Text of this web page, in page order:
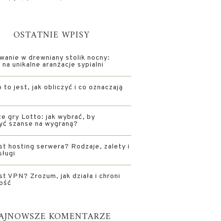
OSTATNIE WPISY
w drewniany stolik nocny:
na unikalne aranżacje sypialni
to jest, jak obliczyć i co oznaczają
gry Lotto: jak wybrać, by
szanse na wygraną?
hosting serwera? Rodzaje, zalety i
VPN? Zrozum, jak działa i chroni
KOMENTARZE